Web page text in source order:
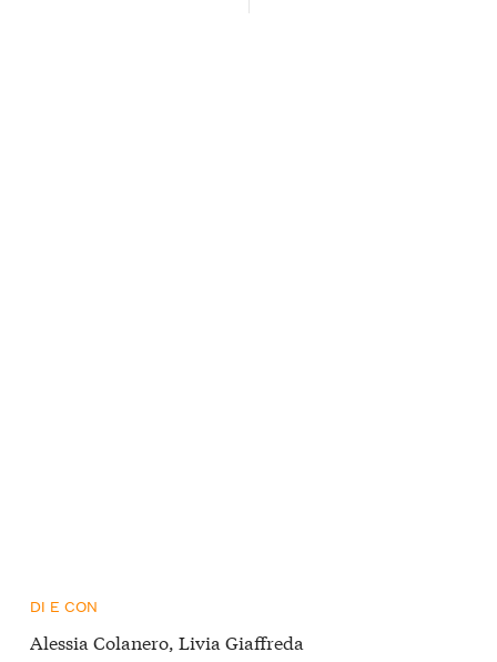
DI E CON
Alessia Colanero, Livia Giaffreda